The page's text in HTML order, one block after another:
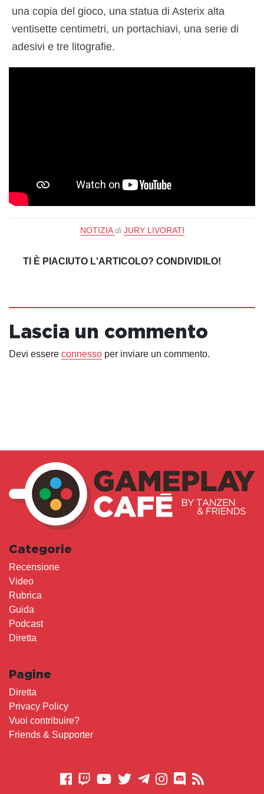
una copia del gioco, una statua di Asterix alta
ventisette centimetri, un portachiavi, una serie di
adesivi e tre litografie.
NOTIZIA di JURY LIVORATI
TI È PIACIUTO L'ARTICOLO? CONDIVIDILO!
Lascia un commento
Devi essere connesso per inviare un commento.
Categorie
Recensione
Video
Rubrica
Guida
Podcast
Diretta
Pagine
Diretta
Privacy Policy
Vuoi contribuire?
Friends & Supporter